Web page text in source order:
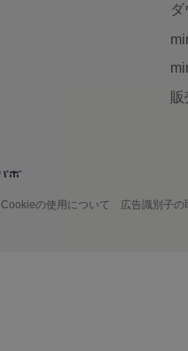
販
Cookieの使用について 広告識別子の